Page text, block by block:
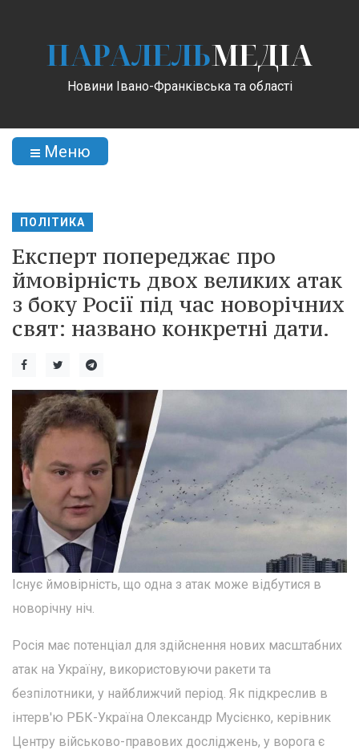
ПАРАЛЕЛЬМЕДІА
Новини Івано-Франківська та області
Меню
ПОЛІТИКА
Експерт попереджає про
ймовірність двох великих атак
з боку Росії під час новорічних
свят: названо конкретні дати.
Існує ймовірність, що одна з атак може відбутися в
новорічну ніч.
Росія має потенціал для здійснення нових масштабних
атак на Україну, використовуючи ракети та
безпілотники, у найближчий період. Як підкреслив в
інтерв'ю РБК-Україна Олександр Мусієнко, керівник
Центру військово-правових досліджень, у ворога є